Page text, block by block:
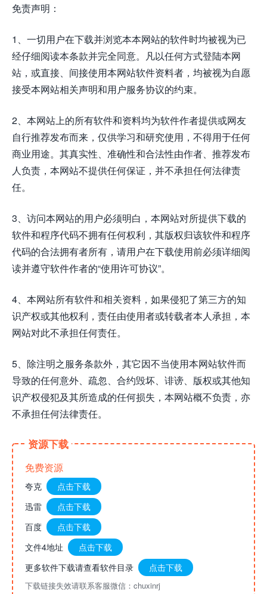
免责声明：
1、一切用户在下载并浏览本本网站的软件时均被视为已
经仔细阅读本条款并完全同意。凡以任何方式登陆本网
站，或直接、间接使用本网站软件资料者，均被视为自愿
接受本网站相关声明和用户服务协议的约束。
2、本网站上的所有软件和资料均为软件作者提供或网友
自行推荐发布而来，仅供学习和研究使用，不得用于任何
商业用途。其真实性、准确性和合法性由作者、推荐发布
人负责，本网站不提供任何保证，并不承担任何法律责
任。
3、访问本网站的用户必须明白，本网站对所提供下载的
软件和程序代码不拥有任何权利，其版权归该软件和程序
代码的合法拥有者所有，请用户在下载使用前必须详细阅
读并遵守软件作者的“使用许可协议”。
4、本网站所有软件和相关资料，如果侵犯了第三方的知
识产权或其他权利，责任由使用者或转载者本人承担，本
网站对此不承担任何责任。
5、除注明之服务条款外，其它因不当使用本网站软件而
导致的任何意外、疏忽、合约毁坏、诽谤、版权或其他知
识产权侵犯及其所造成的任何损失，本网站概不负责，亦
不承担任何法律责任。
资源下载
免费资源
夸克
点击下载
迅雷
点击下载
百度
点击下载
文件4地址
点击下载
更多软件下载请查看软件目录
点击下载
下载链接失效请联系客服微信：chuxinrj